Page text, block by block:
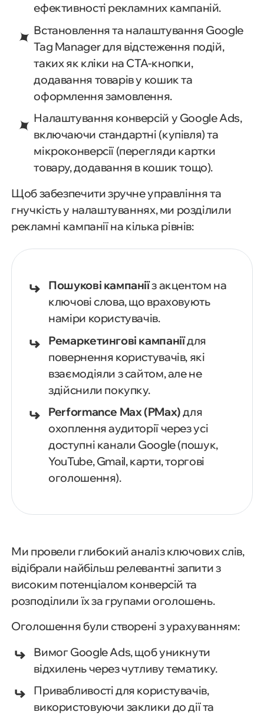
ефективності рекламних кампаній.
Встановлення та налаштування Google
Tag Manager для відстеження подій,
таких як кліки на CTA-кнопки,
додавання товарів у кошик та
оформлення замовлення.
Налаштування конверсій у Google Ads,
включаючи стандартні (купівля) та
мікроконверсії (перегляди картки
товару, додавання в кошик тощо).
Щоб забезпечити зручне управління та
гнучкість у налаштуваннях, ми розділили
рекламні кампанії на кілька рівнів:
Пошукові кампаніїз акцентом на
ключові слова, що враховують
наміри користувачів.
Ремаркетингові кампаніїдля
повернення користувачів, які
взаємодіяли з сайтом, але не
здійснили покупку.
Performance Max (PMax)для
охоплення аудиторії через усі
доступні канали Google (пошук,
YouTube, Gmail, карти, торгові
оголошення).
Ми провели глибокий аналіз ключових слів,
відібрали найбільш релевантні запити з
високим потенціалом конверсій та
розподілили їх за групами оголошень.
Оголошення були створені з урахуванням:
Вимог Google Ads, щоб уникнути
відхилень через чутливу тематику.
Привабливості для користувачів,
використовуючи заклики до дії та